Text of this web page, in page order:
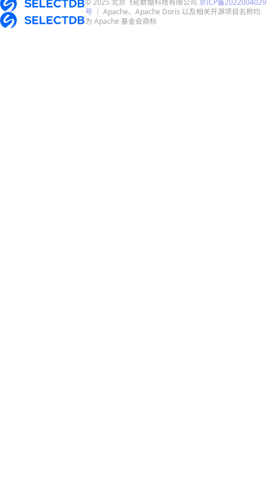
© 2025 北京飞轮数据科技有限公司 京ICP备2022004029
号
｜ Apache、Apache Doris 以及相关开源项目名称均
为 Apache 基金会商标